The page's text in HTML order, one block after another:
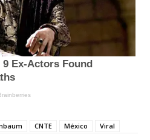
CNTE México Viral